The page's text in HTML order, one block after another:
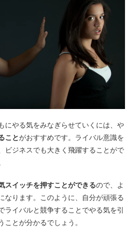
にやる気をみなぎらせていくには、や
ことがおすすめです。ライバル意識を
ビジネスでも大きく飛躍することがで
スイッチを押すことができるので、よ
なります。このように、自分が頑張る
ライバルと競争することでやる気を引
ことが分かるでしょう。